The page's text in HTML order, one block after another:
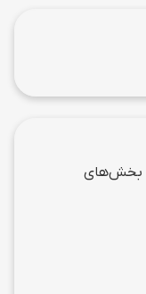
بخش‌های